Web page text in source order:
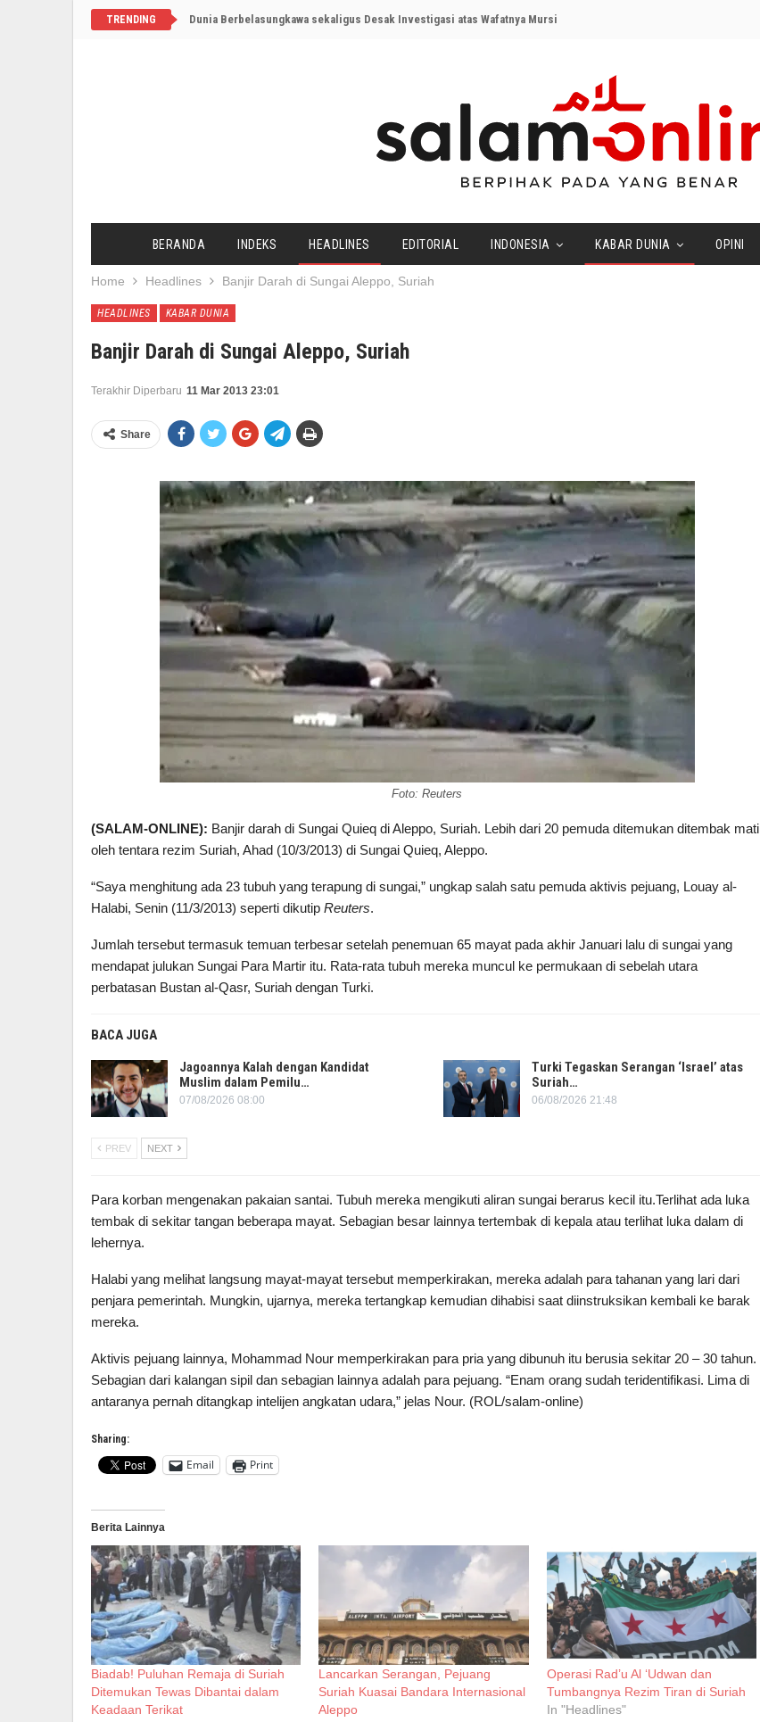
TRENDING Dunia Berbelasungkawa sekaligus Desak Investigasi atas Wafatnya Mursi
BERANDA INDEKS HEADLINES EDITORIAL INDONESIA KABAR DUNIA OPINI
Home Headlines Banjir Darah di Sungai Aleppo, Suriah
HEADLINES KABAR DUNIA
Banjir Darah di Sungai Aleppo, Suriah
Terakhir Diperbaru 11 Mar 2013 23:01
Share
Foto: Reuters
(SALAM-ONLINE): Banjir darah di Sungai Quieq di Aleppo, Suriah. Lebih dari 20 pemuda ditemukan ditembak mati
oleh tentara rezim Suriah, Ahad (10/3/2013) di Sungai Quieq, Aleppo.
“Saya menghitung ada 23 tubuh yang terapung di sungai,” ungkap salah satu pemuda aktivis pejuang, Louay al-
Halabi, Senin (11/3/2013) seperti dikutip Reuters.
Jumlah tersebut termasuk temuan terbesar setelah penemuan 65 mayat pada akhir Januari lalu di sungai yang
mendapat julukan Sungai Para Martir itu. Rata-rata tubuh mereka muncul ke permukaan di sebelah utara
perbatasan Bustan al-Qasr, Suriah dengan Turki.
BACA JUGA
Jagoannya Kalah dengan Kandidat
Muslim dalam Pemilu…
07/08/2026 08:00
Turki Tegaskan Serangan ‘Israel’ atas
Suriah…
06/08/2026 21:48
PREV NEXT
Para korban mengenakan pakaian santai. Tubuh mereka mengikuti aliran sungai berarus kecil itu.Terlihat ada luka
tembak di sekitar tangan beberapa mayat. Sebagian besar lainnya tertembak di kepala atau terlihat luka dalam di
lehernya.
Halabi yang melihat langsung mayat-mayat tersebut memperkirakan, mereka adalah para tahanan yang lari dari
penjara pemerintah. Mungkin, ujarnya, mereka tertangkap kemudian dihabisi saat diinstruksikan kembali ke barak
mereka.
Aktivis pejuang lainnya, Mohammad Nour memperkirakan para pria yang dibunuh itu berusia sekitar 20 – 30 tahun.
Sebagian dari kalangan sipil dan sebagian lainnya adalah para pejuang. “Enam orang sudah teridentifikasi. Lima di
antaranya pernah ditangkap intelijen angkatan udara,” jelas Nour. (ROL/salam-online)
Sharing:
Email Print
Berita Lainnya
Biadab! Puluhan Remaja di Suriah
Ditemukan Tewas Dibantai dalam
Keadaan Terikat
Lancarkan Serangan, Pejuang
Suriah Kuasai Bandara Internasional
Aleppo
Operasi Rad’u Al ‘Udwan dan
Tumbangnya Rezim Tiran di Suriah
In "Headlines"